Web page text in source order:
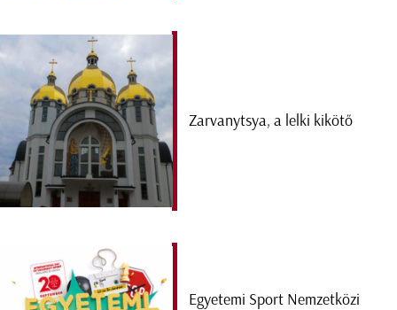
Zarvanytsya, a lelki kikötő
Egyetemi Sport Nemzetközi